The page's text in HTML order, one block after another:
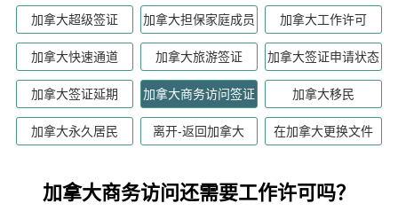
加拿大超级签证 加拿大担保家庭成员 加拿大工作许可
加拿大快速通道 加拿大旅游签证 加拿大签证申请状态
加拿大签证延期 加拿大商务访问签证 加拿大移民
加拿大永久居民 离开-返回加拿大 在加拿大更换文件
加拿大商务访问还需要工作许可吗？